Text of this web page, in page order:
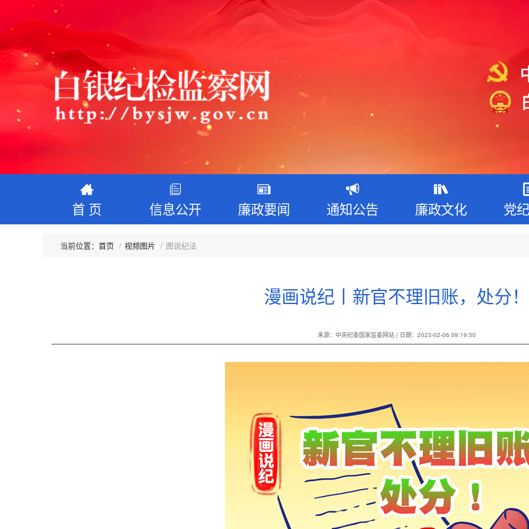
首 页 信息公开 廉政要闻 通知公告 廉政文化 党
首页 视频图片 图说纪法
漫画说纪丨新官不理旧账，处分！
来源：中央纪委国家监委网站 | 日期：2023-02-06 09:19:50